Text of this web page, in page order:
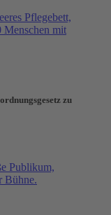
zu